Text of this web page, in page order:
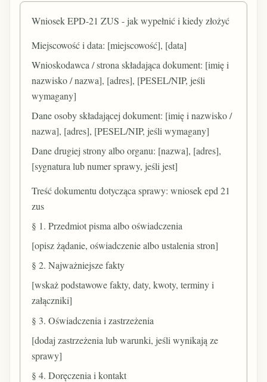
Wniosek EPD-21 ZUS - jak wypełnić i kiedy złożyć
Miejscowość i data: [miejscowość], [data]
Wnioskodawca / strona składająca dokument: [imię i
nazwisko / nazwa], [adres], [PESEL/NIP, jeśli
wymagany]
Dane osoby składającej dokument: [imię i nazwisko /
nazwa], [adres], [PESEL/NIP, jeśli wymagany]
Dane drugiej strony albo organu: [nazwa], [adres],
[sygnatura lub numer sprawy, jeśli jest]
Treść dokumentu dotycząca sprawy: wniosek epd 21
zus
§ 1. Przedmiot pisma albo oświadczenia
[opisz żądanie, oświadczenie albo ustalenia stron]
§ 2. Najważniejsze fakty
[wskaż podstawowe fakty, daty, kwoty, terminy i
załączniki]
§ 3. Oświadczenia i zastrzeżenia
[dodaj zastrzeżenia lub warunki, jeśli wynikają ze
sprawy]
§ 4. Doręczenia i kontakt